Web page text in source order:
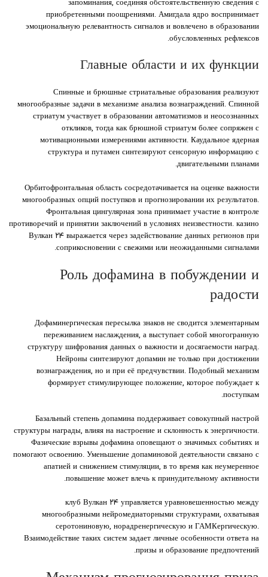
запоминания, соединяя обстоятельственную сведения с
приобретенными поощрениями. Амигдала ядро воспринимает
эмоциональную релевантность сигналов и вовлечено в образовании
обусловленных рефлексов.
Главные области и их функции
Спинные и брюшные стриатальные образования реализуют
многообразные задачи в механизме анализа вознаграждений. Спинной
стриатум участвует в образовании автоматизмов и неосознанных
откликов, тогда как брюшной стриатум более сопряжен с
мотивационными измерениями активности. Каудальное ядерная
структура и путамен синтезируют сенсорную информацию с
двигательными планами.
Орбитофронтальная область сосредотачивается на оценке важности
многообразных опций поступков и прогнозировании их результатов.
Фронтальная цингулярная зона принимает участие в контроле
противоречий и принятии заключений в условиях неизвестности. казино
Вулкан ۲۴ выражается через задействование данных регионов при
соприкосновении с свежими или неожиданными сигналами.
Роль дофамина в побуждении и
радости
Дофаминергическая пересылка знаков не сводится элементарным
переживанием наслаждения, а выступает собой многогранную
структуру шифрования данных о важности и досягаемости наград.
Нейроны синтезируют допамин не только при достижении
вознаграждения, но и при её предчувствии. Подобный механизм
формирует стимулирующее положение, которое побуждает к
поступкам.
Базальный степень допамина поддерживает совокупный настрой
структуры награды, влияя на настроение и склонность к энергичности.
Фазические взрывы дофамина оповещают о значимых событиях и
помогают освоению. Уменьшение допаминовой деятельности связано с
апатией и снижением стимуляции, в то время как неумеренное
повышение может влечь к принудительному активности.
клуб Вулкан ۲۴ управляется уравновешенностью между
многообразными нейромедиаторными структурами, охватывая
серотониновую, норадренергическую и ГАМКергическую.
Взаимодействие таких систем задает личные особенности ответа на
призы и образование предпочтений.